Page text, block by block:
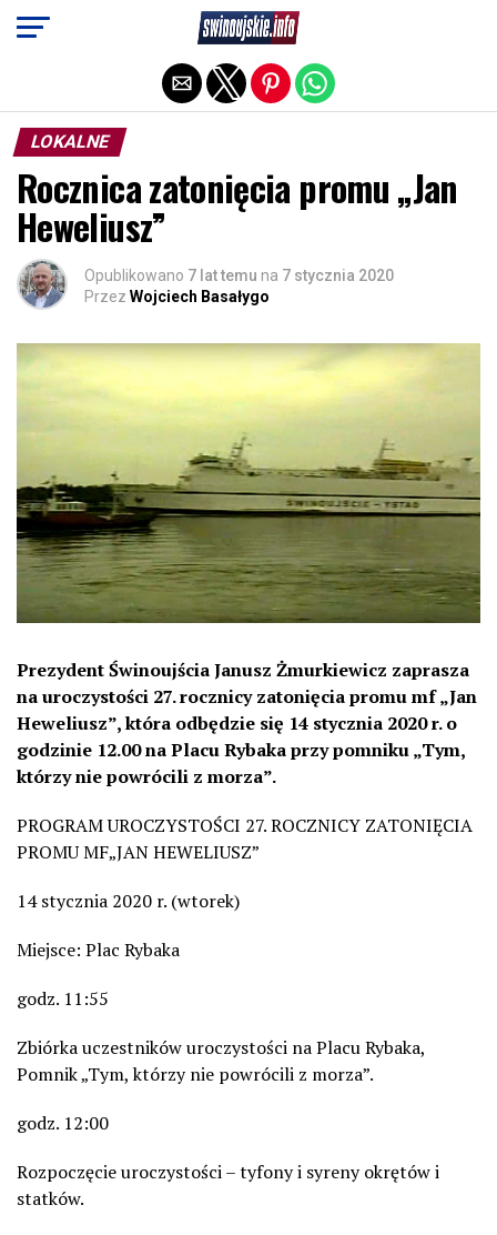
LOKALNE
Rocznica zatonięcia promu „Jan
Heweliusz”
Opublikowano 7 lat temu na 7 stycznia 2020
Przez Wojciech Basałygo
Prezydent Świnoujścia Janusz Żmurkiewicz zaprasza
na uroczystości 27. rocznicy zatonięcia promu mf „Jan
Heweliusz”, która odbędzie się 14 stycznia 2020 r. o
godzinie 12.00 na Placu Rybaka przy pomniku „Tym,
którzy nie powrócili z morza”.
PROGRAM UROCZYSTOŚCI 27. ROCZNICY ZATONIĘCIA
PROMU MF„JAN HEWELIUSZ”
14 stycznia 2020 r. (wtorek)
Miejsce: Plac Rybaka
godz. 11:55
Zbiórka uczestników uroczystości na Placu Rybaka,
Pomnik „Tym, którzy nie powrócili z morza”.
godz. 12:00
Rozpoczęcie uroczystości – tyfony i syreny okrętów i
statków.
Exit mobile version